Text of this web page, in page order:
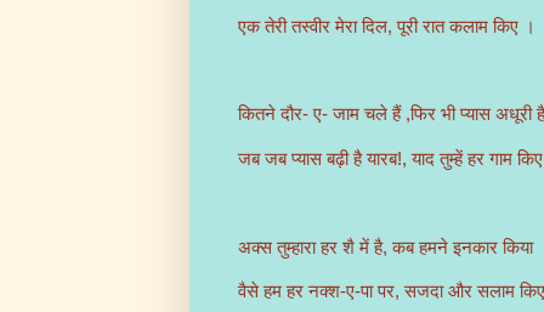
एक तेरी तस्वीर मेरा दिल, पूरी रात कलाम किए ।
कितने दौर- ए- जाम चले हैं ,फिर भी प्यास अधूरी है
जब जब प्यास बढ़ी है यारब!, याद तुम्हें हर गाम किए
अक्स तुम्हारा हर शै में है, कब हमने इनकार किया
वैसे हम हर नक्श-ए-पा पर, सजदा और सलाम किए